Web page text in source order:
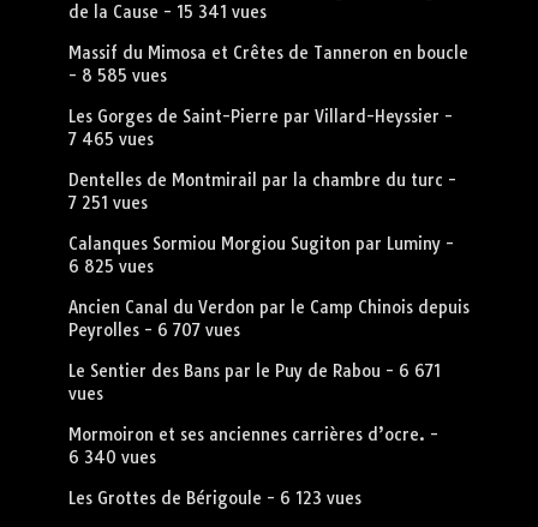
de la Cause - 15 341 vues
Massif du Mimosa et Crêtes de Tanneron en boucle
- 8 585 vues
Les Gorges de Saint-Pierre par Villard-Heyssier -
7 465 vues
Dentelles de Montmirail par la chambre du turc -
7 251 vues
Calanques Sormiou Morgiou Sugiton par Luminy-
6 825 vues
Ancien Canal du Verdon par le Camp Chinois depuis
Peyrolles- 6 707 vues
Le Sentier des Bans par le Puy de Rabou - 6 671
vues
Mormoiron et ses anciennes carrières d’ocre. -
6 340 vues
Les Grottes de Bérigoule - 6 123 vues